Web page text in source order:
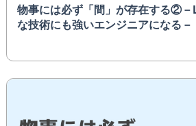
物事には必ず「間」が存在する②
な技術にも強いエンジニアになる－